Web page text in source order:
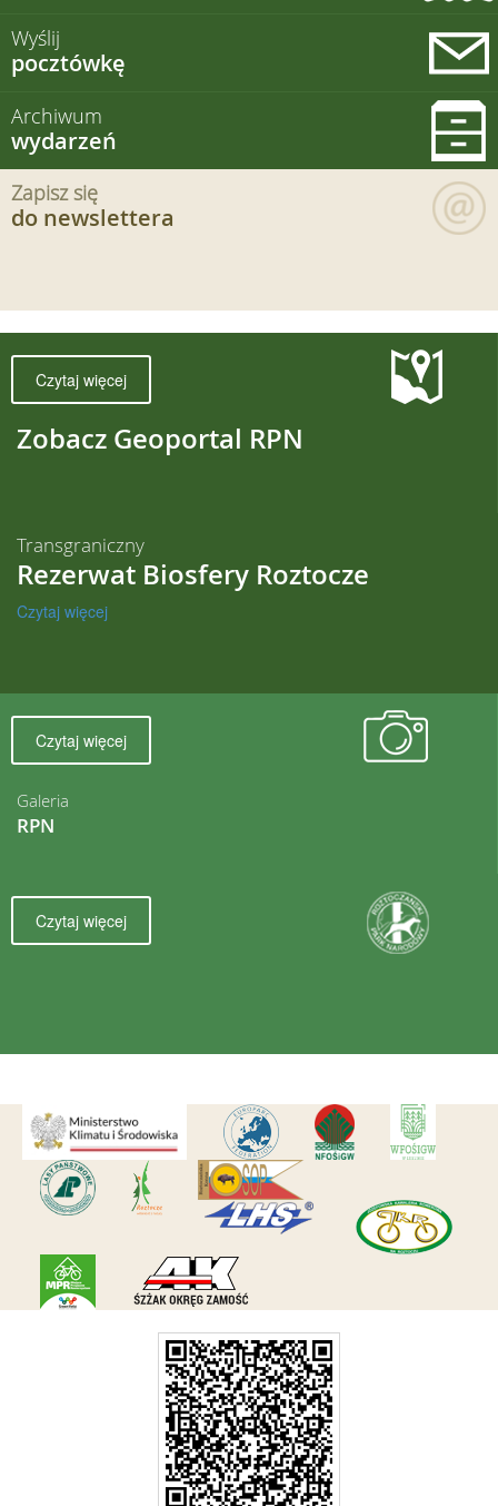
Wyślij
pocztówkę
Archiwum
wydarzeń
Zapisz się
do newslettera
Zobacz Geoportal RPN
Czytaj więcej
Transgraniczny
Rezerwat Biosfery Roztocze
Czytaj więcej
Galeria
RPN
Czytaj więcej
Czytaj więcej